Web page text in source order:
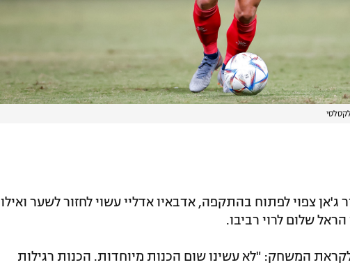
ג'אן צפוי לפתוח בהתקפה, אדבאיו אדליי עשוי לחזור לשער ואילו
שלום לרוי רביבו.
לקראת המשחק: "לא עשינו שום הכנות מיוחדות. הכנות רגילות